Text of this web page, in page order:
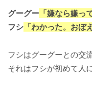
グーグー 「嫌なら嫌っ
フシ 「わかった。おぼ
フシはグーグーとの交
それはフシが初めて人